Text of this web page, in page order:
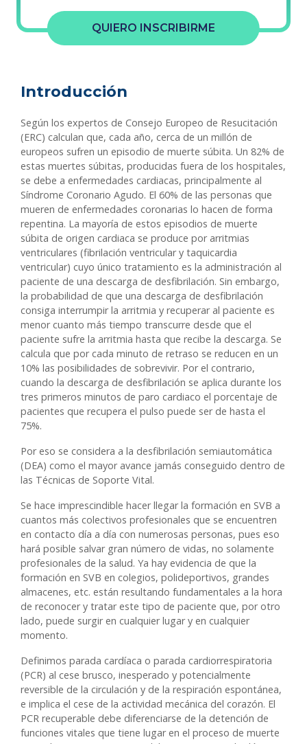
QUIERO INSCRIBIRME
Introducción
Según los expertos de Consejo Europeo de Resucitación
(ERC) calculan que, cada año, cerca de un millón de
europeos sufren un episodio de muerte súbita. Un 82% de
estas muertes súbitas, producidas fuera de los hospitales,
se debe a enfermedades cardiacas, principalmente al
Síndrome Coronario Agudo. El 60% de las personas que
mueren de enfermedades coronarias lo hacen de forma
repentina. La mayoría de estos episodios de muerte
súbita de origen cardiaca se produce por arritmias
ventriculares (fibrilación ventricular y taquicardia
ventricular) cuyo único tratamiento es la administración al
paciente de una descarga de desfibrilación. Sin embargo,
la probabilidad de que una descarga de desfibrilación
consiga interrumpir la arritmia y recuperar al paciente es
menor cuanto más tiempo transcurre desde que el
paciente sufre la arritmia hasta que recibe la descarga. Se
calcula que por cada minuto de retraso se reducen en un
10% las posibilidades de sobrevivir. Por el contrario,
cuando la descarga de desfibrilación se aplica durante los
tres primeros minutos de paro cardiaco el porcentaje de
pacientes que recupera el pulso puede ser de hasta el
75%.
Por eso se considera a la desfibrilación semiautomática
(DEA) como el mayor avance jamás conseguido dentro de
las Técnicas de Soporte Vital.
Se hace imprescindible hacer llegar la formación en SVB a
cuantos más colectivos profesionales que se encuentren
en contacto día a día con numerosas personas, pues eso
hará posible salvar gran número de vidas, no solamente
profesionales de la salud. Ya hay evidencia de que la
formación en SVB en colegios, polideportivos, grandes
almacenes, etc. están resultando fundamentales a la hora
de reconocer y tratar este tipo de paciente que, por otro
lado, puede surgir en cualquier lugar y en cualquier
momento.
Definimos parada cardíaca o parada cardiorrespiratoria
(PCR) al cese brusco, inesperado y potencialmente
reversible de la circulación y de la respiración espontánea,
e implica el cese de la actividad mecánica del corazón. El
PCR recuperable debe diferenciarse de la detención de
funciones vitales que tiene lugar en el proceso de muerte